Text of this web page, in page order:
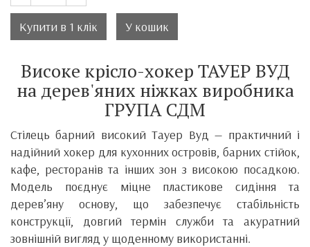
Купити в 1 клік У кошик
Високе крісло-хокер ТАУЕР ВУД
на дерев'яних ніжках виробника
ГРУПА СДМ
Стілець барний високий Тауер Вуд — практичний і
надійний хокер для кухонних островів, барних стійок,
кафе, ресторанів та інших зон з високою посадкою.
Модель поєднує міцне пластикове сидіння та
дерев’яну основу, що забезпечує стабільність
конструкції, довгий термін служби та акуратний
зовнішній вигляд у щоденному використанні.